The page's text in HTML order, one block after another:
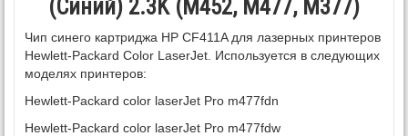
(Синий) 2.3K (M452, M477, M377)
Чип синего картриджа HP CF411A для лазерных принтеров
Hewlett-Packard Color LaserJet. Используется в следующих
моделях принтеров:
Hewlett-Packard color laserJet Pro m477fdn
Hewlett-Packard color laserJet Pro m477fdw